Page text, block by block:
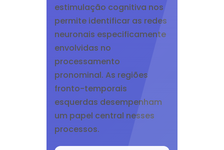
estimulação cognitiva nos
permite identificar as redes
neuronais especificamente
envolvidas no
processamento
pronominal. As regiões
fronto-temporais
esquerdas desempenham
um papel central nesses
processos.